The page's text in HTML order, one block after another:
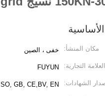
مكان المنشأ: خفى ، الصين
التجارية: FUYUN
الشهادات: ISO, GB, CE,BV, EN